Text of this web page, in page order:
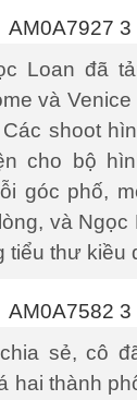
Loan đã
và
shoot
cho bộ
góc phố,
và
tiểu thư kiều
sẻ, cô
hai thành